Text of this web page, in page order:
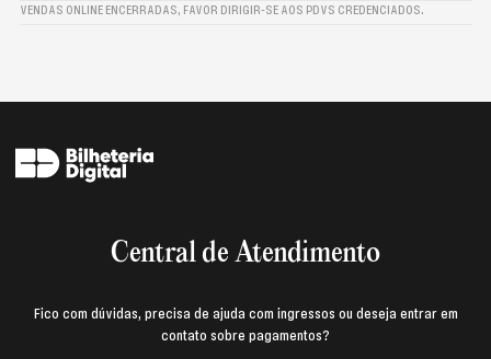
VENDAS ONLINE ENCERRADAS, FAVOR DIRIGIR-SE AOS PDVS CREDENCIADOS.
Central de Atendimento
Fico com dúvidas, precisa de ajuda com ingressos ou deseja entrar em
contato sobre pagamentos?